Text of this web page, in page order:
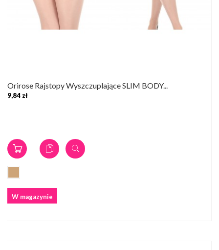
Orirose Rajstopy Wyszczuplające SLIM BODY...
9,84 zł
W magazynie